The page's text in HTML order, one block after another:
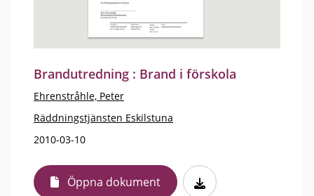
Brandutredning : Brand i förskola
Ehrenstråhle, Peter
Räddningstjänsten Eskilstuna
2010-03-10
Öppna dokument